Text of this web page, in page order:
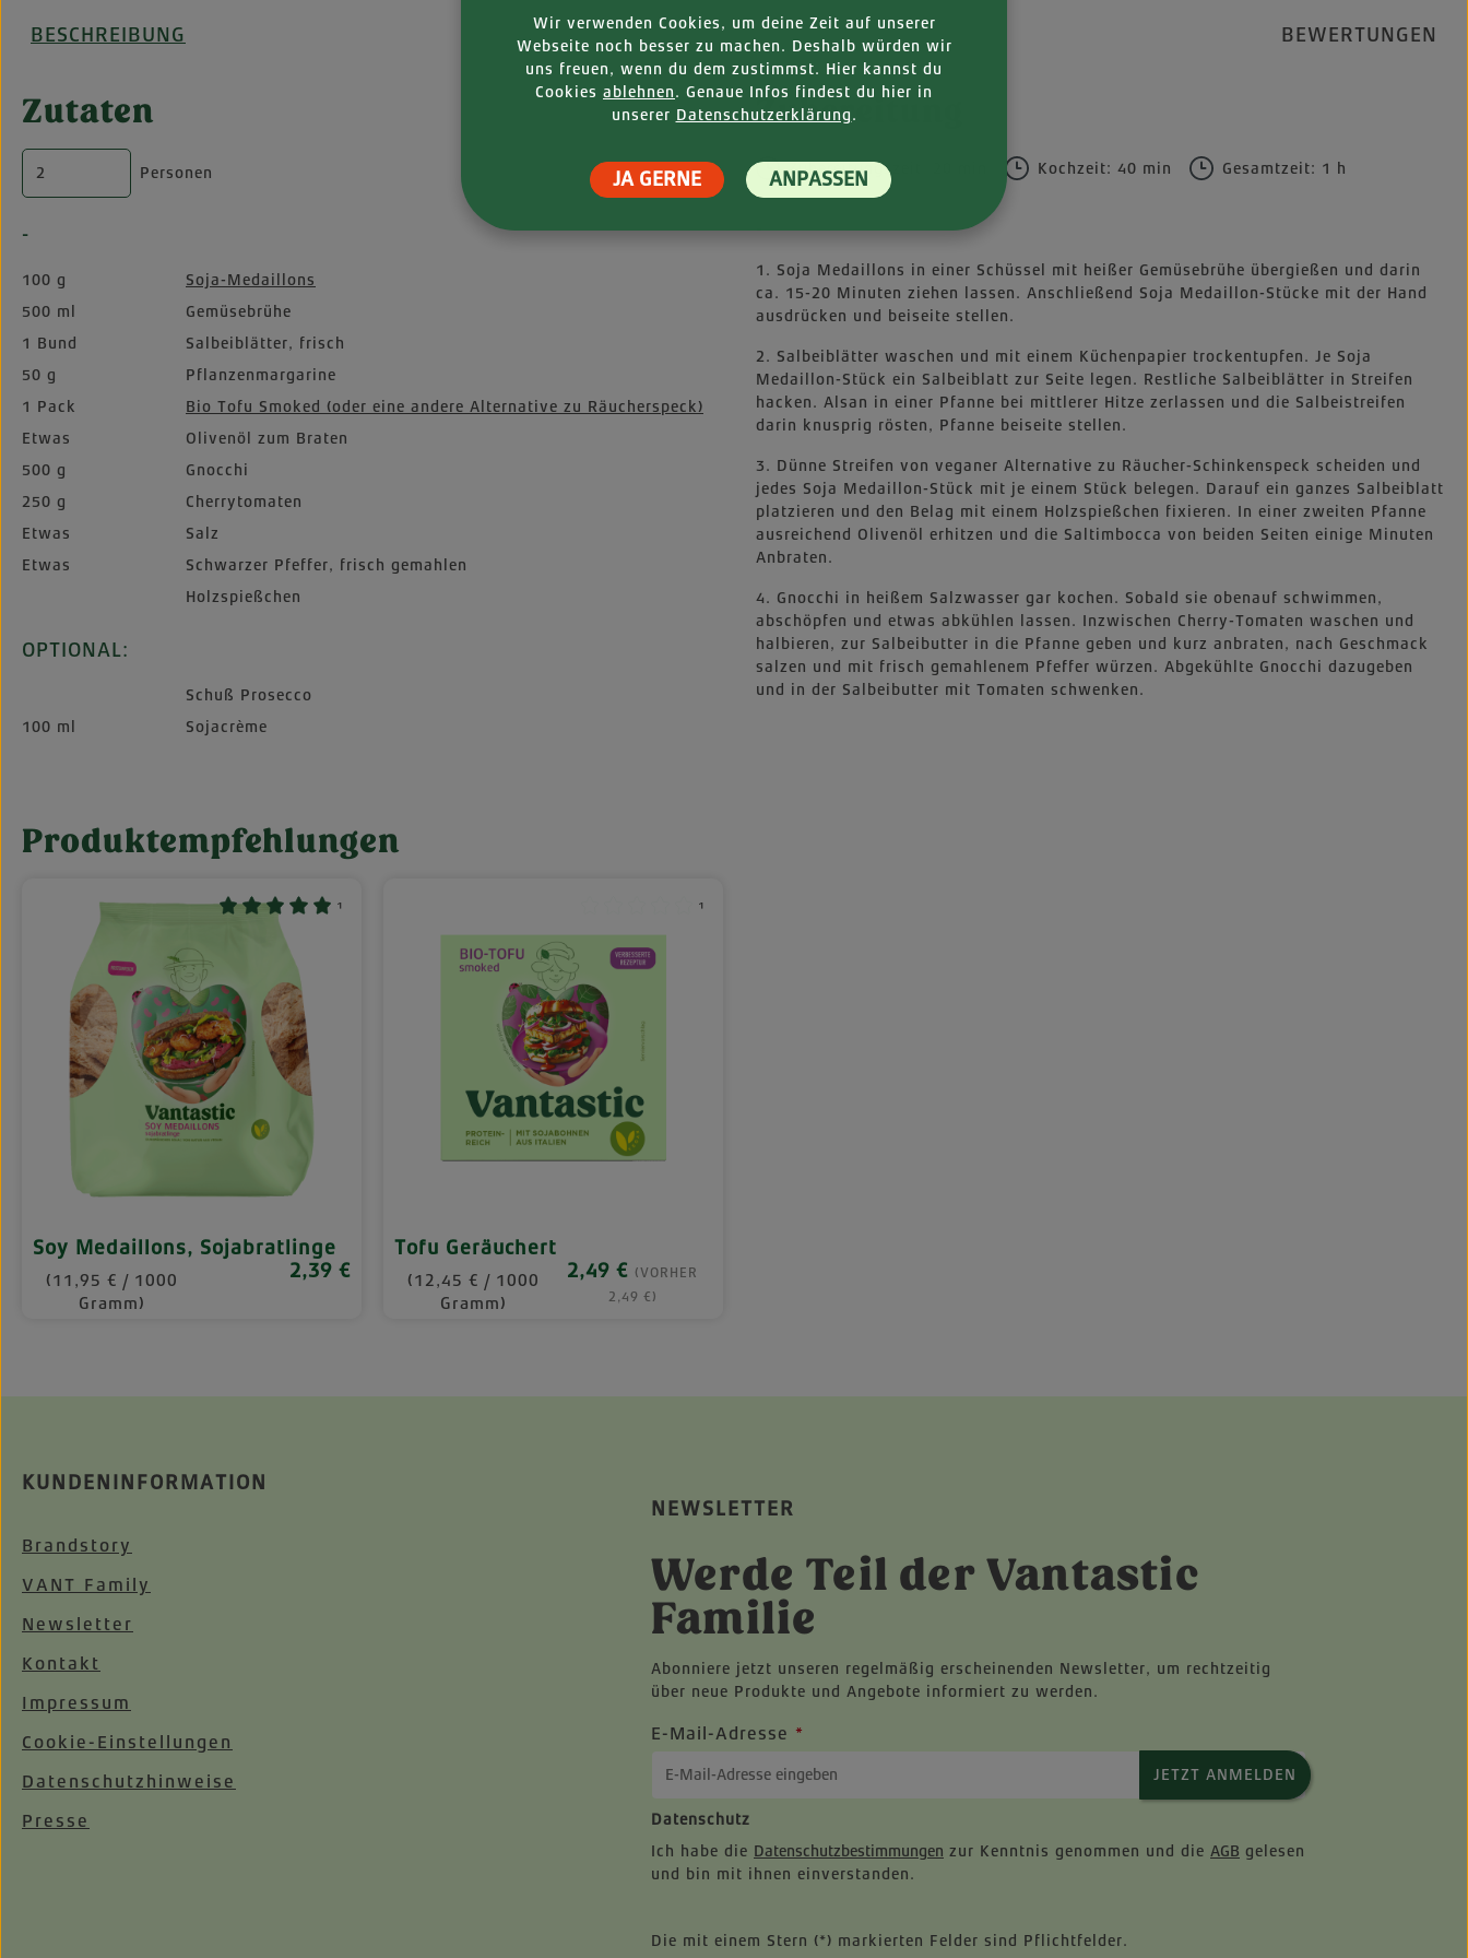
BESCHREIBUNG BEWERTUNGEN
Zutaten
Personen
-
100 g
Soja-Medaillons
500 ml
Gemüsebrühe
1 Bund
Salbeiblätter, frisch
50 g
Pflanzenmargarine
1 Pack
Bio Tofu Smoked (oder eine andere Alternative zu Räucherspeck)
Etwas
Olivenöl zum Braten
500 g
Gnocchi
250 g
Cherrytomaten
Etwas
Salz
Etwas
Schwarzer Pfeffer, frisch gemahlen
Holzspießchen
OPTIONAL:
Schuß Prosecco
100 ml
Sojacrème
Zubereitung
Zubereitungszeit: 20 min Kochzeit: 40 min Gesamtzeit: 1 h
-
1. Soja Medaillons in einer Schüssel mit heißer Gemüsebrühe übergießen und darin
ca. 15-20 Minuten ziehen lassen. Anschließend Soja Medaillon-Stücke mit der Hand
ausdrücken und beiseite stellen.
2. Salbeiblätter waschen und mit einem Küchenpapier trockentupfen. Je Soja
Medaillon-Stück ein Salbeiblatt zur Seite legen. Restliche Salbeiblätter in Streifen
hacken. Alsan in einer Pfanne bei mittlerer Hitze zerlassen und die Salbeistreifen
darin knusprig rösten, Pfanne beiseite stellen.
3. Dünne Streifen von veganer Alternative zu Räucher-Schinkenspeck scheiden und
jedes Soja Medaillon-Stück mit je einem Stück belegen. Darauf ein ganzes Salbeiblatt
platzieren und den Belag mit einem Holzspießchen fixieren. In einer zweiten Pfanne
ausreichend Olivenöl erhitzen und die Saltimbocca von beiden Seiten einige Minuten
Anbraten.
4. Gnocchi in heißem Salzwasser gar kochen. Sobald sie obenauf schwimmen,
abschöpfen und etwas abkühlen lassen. Inzwischen Cherry-Tomaten waschen und
halbieren, zur Salbeibutter in die Pfanne geben und kurz anbraten, nach Geschmack
salzen und mit frisch gemahlenem Pfeffer würzen. Abgekühlte Gnocchi dazugeben
und in der Salbeibutter mit Tomaten schwenken.
Produktempfehlungen
¹
Soy Medaillons, Sojabratlinge
(11,95 € / 1000
Gramm)
Regulärer Preis:
2,39 €
¹
Tofu Geräuchert
(12,45 € / 1000
Gramm)
Regulärer Preis:
2,49 € (VORHER
2,49 €)
KUNDENINFORMATION
Brandstory
VANT Family
Newsletter
Kontakt
Impressum
Cookie-Einstellungen
Datenschutzhinweise
Presse
NEWSLETTER
Werde Teil der Vantastic
Familie
Abonniere jetzt unseren regelmäßig erscheinenden Newsletter, um rechtzeitig
über neue Produkte und Angebote informiert zu werden.
E-Mail-Adresse *
JETZT ANMELDEN
Datenschutz
Ich habe die Datenschutzbestimmungen zur Kenntnis genommen und die AGB gelesen
und bin mit ihnen einverstanden.
Die mit einem Stern (*) markierten Felder sind Pflichtfelder.
Wir verwenden Cookies, um deine Zeit auf unserer
Webseite noch besser zu machen. Deshalb würden wir
uns freuen, wenn du dem zustimmst. Hier kannst du
Cookies ablehnen. Genaue Infos findest du hier in
unserer Datenschutzerklärung.
ANPASSEN
JA GERNE